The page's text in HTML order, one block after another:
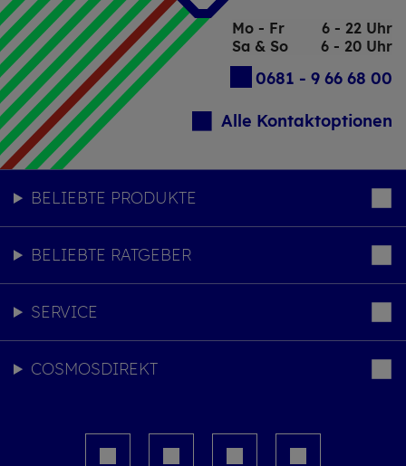
Mo - Fr
6 - 22 Uhr
Sa & So
6 - 20 Uhr
0681 - 9 66 68 00
Alle Kontaktoptionen
BELIEBTE PRODUKTE
BELIEBTE RATGEBER
SERVICE
COSMOSDIREKT